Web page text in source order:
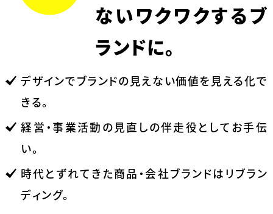
ないワクワクするブ
ランドに。
デザインでブランドの見えない価値を見える化で
きる。
経営・事業活動の見直しの伴走役としてお手伝
い。
時代とずれてきた商品・会社ブランドはリブラン
ディング。